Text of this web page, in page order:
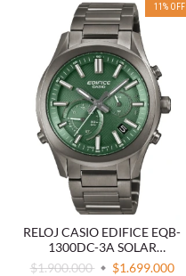
11 % OFF
RELOJ CASIO EDIFICE EQB-
1300DC-3A SOLAR
BLUETOOTH ZAFIRO
$1.900.000 $1.699.000